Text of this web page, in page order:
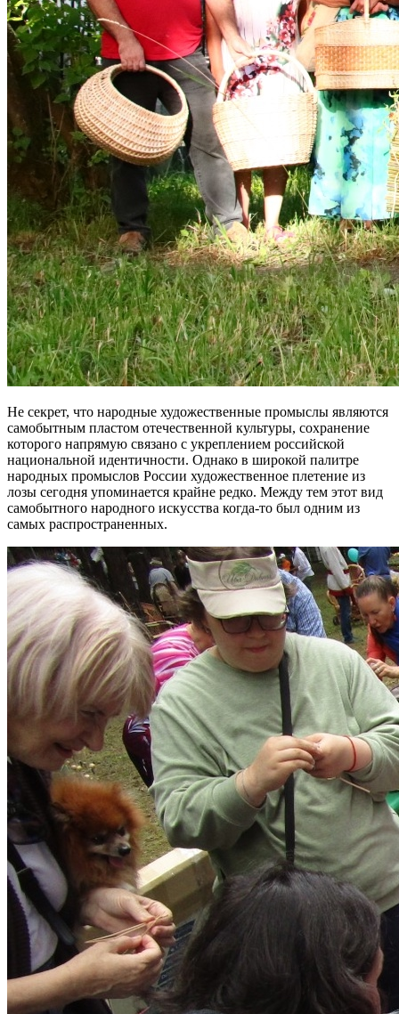
Не секрет, что народные художественные промыслы являются
самобытным пластом отечественной культуры, сохранение
которого напрямую связано с укреплением российской
национальной идентичности. Однако в широкой палитре
народных промыслов России художественное плетение из
лозы сегодня упоминается крайне редко. Между тем этот вид
самобытного народного искусства когда-то был одним из
самых распространенных.